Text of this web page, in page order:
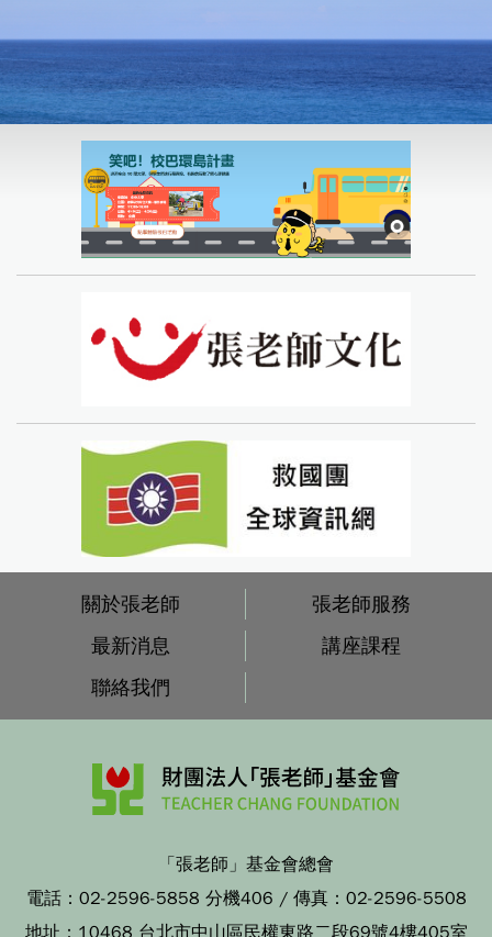
關於張老師
張老師服務
最新消息
講座課程
聯絡我們
「張老師」基金會總會
電話： 02-2596-5858 分機406 / 傳真： 02-2596-5508